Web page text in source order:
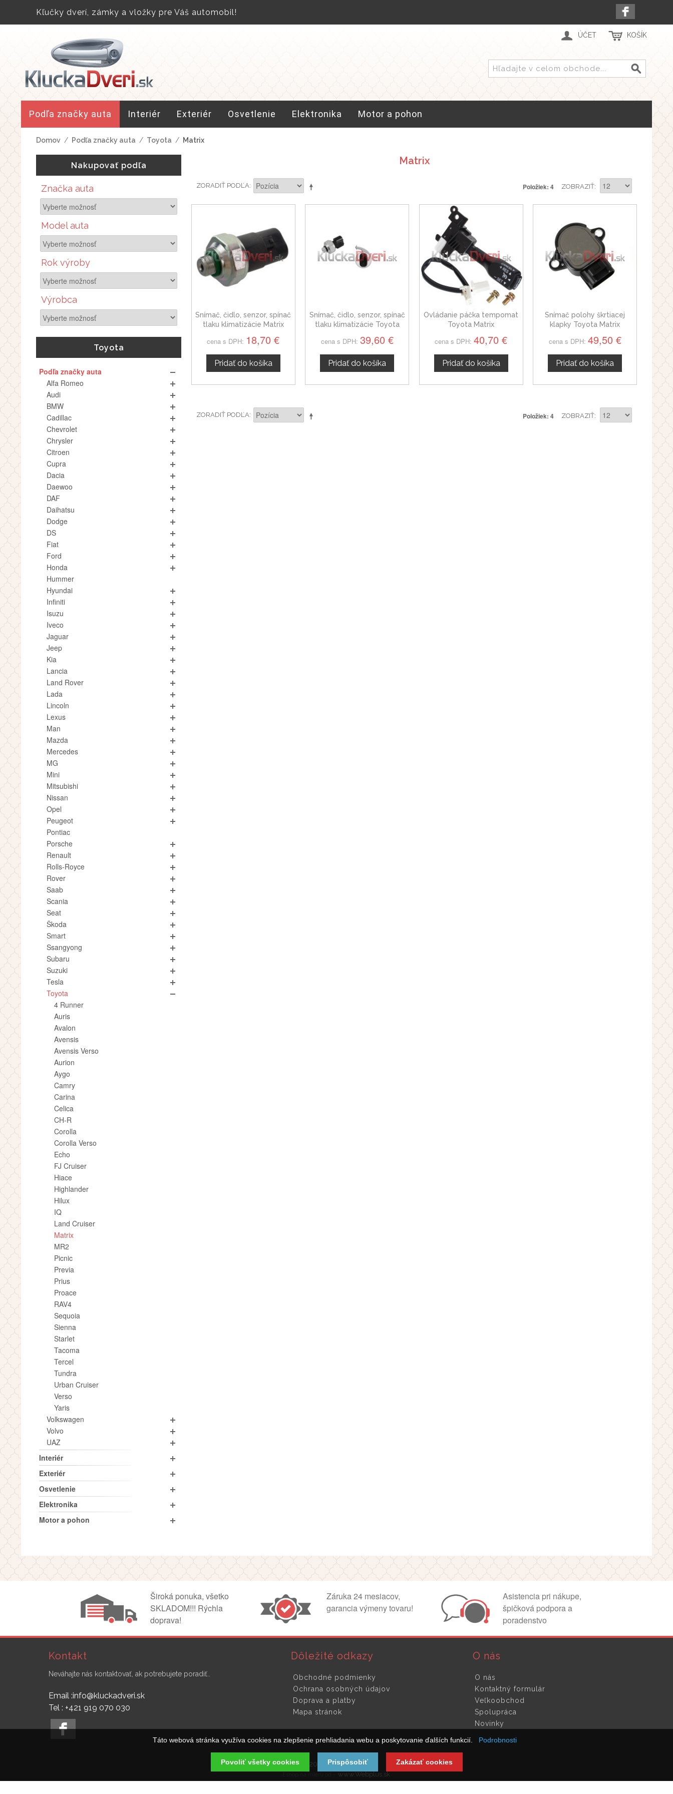
Kľučky dverí, zámky a vložky pre Váš automobil!
ÚČET KOŠÍK
Podľa značky auta Interiér Exteriér Osvetlenie Elektronika Motor a pohon
Domov / Podľa značky auta / Toyota / Matrix
Nakupovať podľa
Značka auta
Model auta
Rok výroby
Výrobca
Matrix
ZORADIŤ PODĽA Položiek: 4 ZOBRAZIŤ
Snímač, čidlo, senzor, spínač
tlaku klimatizácie Matrix
cena s DPH: 18,70 €
Pridať do košíka
Snímač, čidlo, senzor, spínač
tlaku klimatizácie Toyota
cena s DPH: 39,60 €
Pridať do košíka
Ovládanie páčka tempomat
Toyota Matrix
cena s DPH: 40,70 €
Pridať do košíka
Snímač polohy škrtiacej
klapky Toyota Matrix
cena s DPH: 49,50 €
Pridať do košíka
ZORADIŤ PODĽA Položiek: 4 ZOBRAZIŤ
Toyota
Podľa značky auta
Alfa Romeo
Audi
BMW
Cadillac
Chevrolet
Chrysler
Citroen
Cupra
Dacia
Daewoo
DAF
Daihatsu
Dodge
DS
Fiat
Ford
Honda
Hummer
Hyundai
Infiniti
Isuzu
Iveco
Jaguar
Jeep
Kia
Lancia
Land Rover
Lada
Lincoln
Lexus
Man
Mazda
Mercedes
MG
Mini
Mitsubishi
Nissan
Opel
Peugeot
Pontiac
Porsche
Renault
Rolls-Royce
Rover
Saab
Scania
Seat
Škoda
Smart
Ssangyong
Subaru
Suzuki
Tesla
Toyota
4 Runner
Auris
Avalon
Avensis
Avensis Verso
Aurion
Aygo
Camry
Carina
Celica
CH-R
Corolla
Corolla Verso
Echo
FJ Cruiser
Hiace
Highlander
Hilux
IQ
Land Cruiser
Matrix
MR2
Picnic
Previa
Prius
Proace
RAV4
Sequoia
Sienna
Starlet
Tacoma
Tercel
Tundra
Urban Cruiser
Verso
Yaris
Volkswagen
Volvo
UAZ
Interiér
Exteriér
Osvetlenie
Elektronika
Motor a pohon
Široká ponuka, všetko
SKLADOM!!! Rýchla
doprava!
Záruka 24 mesiacov,
garancia výmeny tovaru!
Asistencia pri nákupe,
špičková podpora a
poradenstvo
O nás
O nás
Kontaktný formulár
Veľkoobchod
Spolupráca
Novinky
Dôležité odkazy
Obchodné podmienky
Ochrana osobných údajov
Doprava a platby
Mapa stránok
Kontakt
Neváhajte nás kontaktovať, ak potrebujete poradiť..
Email :info@kluckadveri.sk
Tel : +421 919 070 030
© 2019 Kluckadveri.sk
www.Webplus.sk
Táto webová stránka využíva cookies na zlepšenie prehliadania webu a poskytovanie ďalších funkcií. Podrobnosti
Povoliť všetky cookies Prispôsobiť Zakázať cookies